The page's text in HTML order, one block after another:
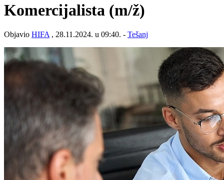
Komercijalista (m/ž)
Objavio HIFA , 28.11.2024. u 09:40. - Tešanj